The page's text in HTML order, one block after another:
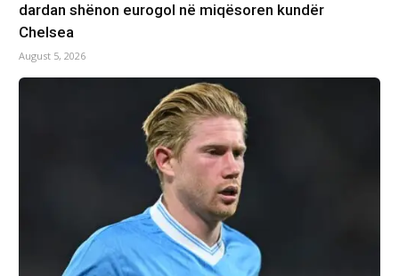
dardan shënon eurogol në miqësoren kundër
Chelsea
August 5, 2026